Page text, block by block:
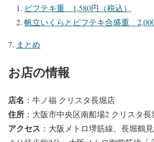
ビフテキ重 1,580円（税込）
帆立いくらとビフテキ合盛重 2,000
まとめ
お店の情報
店名 ：牛ノ福 クリスタ長堀店
住所 ：大阪市中央区南船場2 クリスタ
アクセス ：大阪メトロ堺筋線、長堀鶴